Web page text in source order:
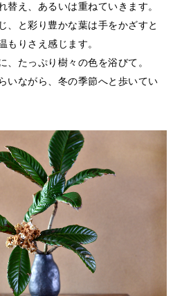
替え、あるいは重ねていきます。
、と彩り豊かな葉は手をかざすと
もりさえ感じます。
、たっぷり樹々の色を浴びて。
いながら、冬の季節へと歩いてい